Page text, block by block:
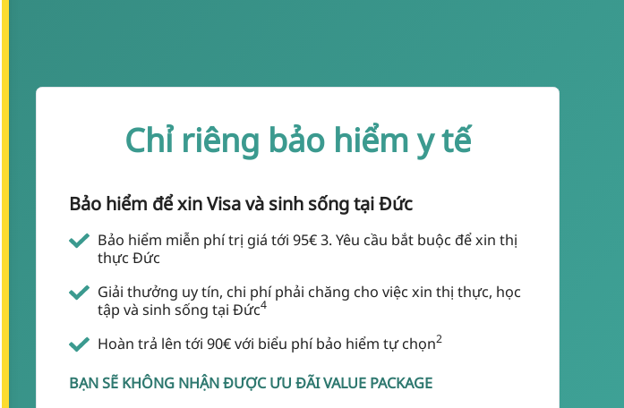
Chỉ riêng bảo hiểm y tế
Bảo hiểm để xin Visa và sinh sống tại Đức
Bảo hiểm miễn phí trị giá tới 95€ 3. Yêu cầu bắt buộc để xin thị
thực Đức
Giải thưởng uy tín, chi phí phải chăng cho việc xin thị thực, học
tập và sinh sống tại Đức4
Hoàn trả lên tới 90€ với biểu phí bảo hiểm tự chọn2
BẠN SẼ KHÔNG NHẬN ĐƯỢC ƯU ĐÃI VALUE PACKAGE